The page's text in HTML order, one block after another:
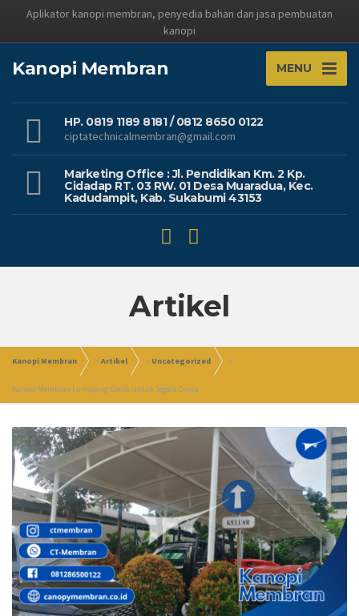
Aplikator kanopi membran, penyedia bahan dan jasa pembuatan
kanopi
Kanopi Membran MENU
HP. 0819 1189 8181 / 0812 8650 0122
ciptatechnicalmembran@gmail.com
Marketing Office : Jl. Pendidikan Km. 2 Kp.
Cidadap RT. 03 RW. 01 Desa Muaradua, Kec.
Kadudampit, Kab. Sukabumi 43153
Artikel
Kanopi Membran >Artikel > Uncategorized >
Kanopi Membran Lumajang: Cocok Untuk Segala Cuaca